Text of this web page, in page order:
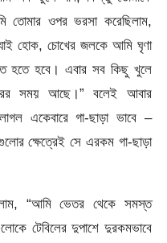
তোমার ওপর ভরসা করেছিলাম,
হোক, চোখের জলকে আমি ঘৃণা
হতে হবে। এবার সব কিছু খুলে
সময় আছে।” বলেই আবার
একেবারে গা-ছাড়া ভাবে –
ক্ষেত্রেই সে এরকম গা-ছাড়া
“আমি ভেতর থেকে সমস্ত
টেবিলের দুপাশে দুরকমভাবে